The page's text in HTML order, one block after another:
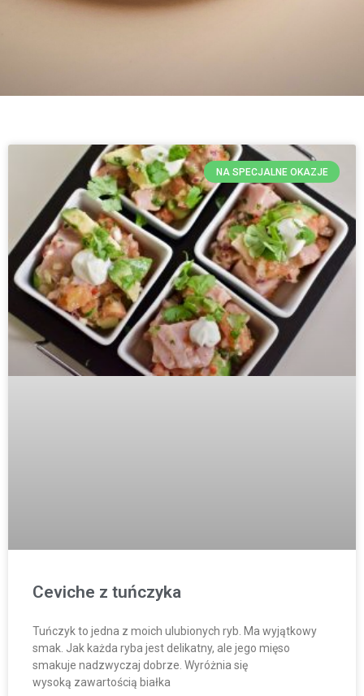
NA SPECJALNE OKAZJE
Ceviche z tuńczyka
Tuńczyk to jedna z moich ulubionych ryb. Ma wyjątkowy
smak. Jak każda ryba jest delikatny, ale jego mięso
smakuje nadzwyczaj dobrze. Wyróżnia się
wysoką zawartością białka